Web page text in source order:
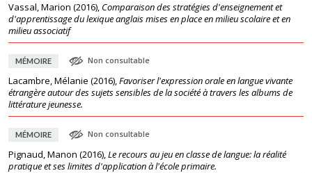
Vassal, Marion (2016), Comparaison des stratégies d'enseignement et
d'apprentissage du lexique anglais mises en place en milieu scolaire et en
milieu associatif
MÉMOIRE Non consultable
Lacambre, Mélanie (2016),Favoriser l'expression orale en langue vivante
étrangère autour des sujets sensibles de la société à travers les albums de
littérature jeunesse.
MÉMOIRE Non consultable
Pignaud, Manon (2016),Le recours au jeu en classe de langue: la réalité
pratique et ses limites d'application à l'école primaire.